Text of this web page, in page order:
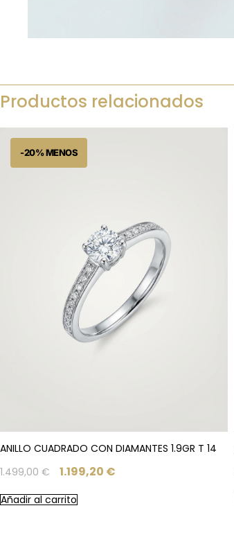
Productos relacionados
ANILLO CUADRADO CON DIAMANTES 1.9GR T 14
1.499,00 € 1.199,20 €
Añadir al carrito